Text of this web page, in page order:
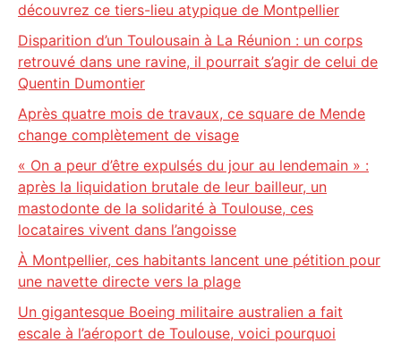
découvrez ce tiers-lieu atypique de Montpellier
Disparition d’un Toulousain à La Réunion : un corps
retrouvé dans une ravine, il pourrait s’agir de celui de
Quentin Dumontier
Après quatre mois de travaux, ce square de Mende
change complètement de visage
« On a peur d’être expulsés du jour au lendemain » :
après la liquidation brutale de leur bailleur, un
mastodonte de la solidarité à Toulouse, ces
locataires vivent dans l’angoisse
À Montpellier, ces habitants lancent une pétition pour
une navette directe vers la plage
Un gigantesque Boeing militaire australien a fait
escale à l’aéroport de Toulouse, voici pourquoi